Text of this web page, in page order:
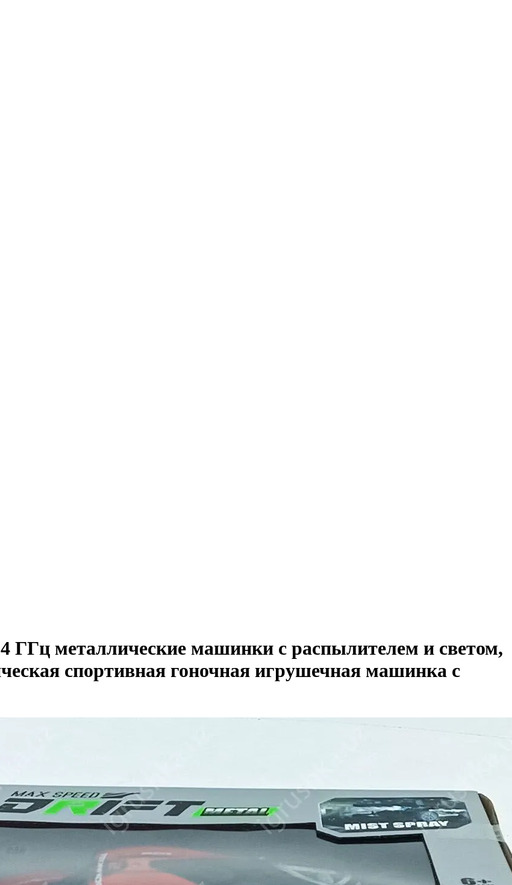
ГГц металлические машинки с распылителем и светом,
спортивная гоночная игрушечная машинка с